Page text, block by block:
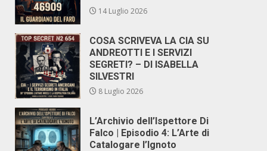
14 Luglio 2026
COSA SCRIVEVA LA CIA SU
ANDREOTTI E I SERVIZI
SEGRETI? – DI ISABELLA
SILVESTRI
8 Luglio 2026
L’Archivio dell’Ispettore Di
Falco | Episodio 4: L’Arte di
Catalogare l’Ignoto